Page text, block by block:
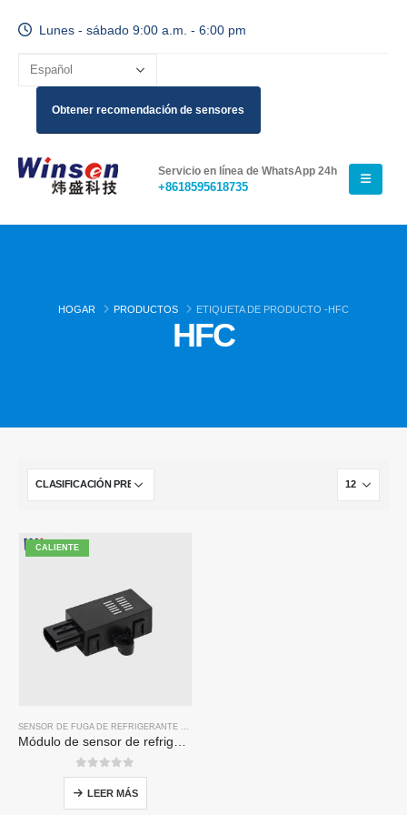
Lunes - sábado 9:00 a.m. - 6:00 pm
Obtener recomendación de sensores
Servicio en línea de WhatsApp 24h
+8618595618735
HOGAR PRODUCTOS ETIQUETA DE PRODUCTO -HFC
HFC
CALIENTE
0de 5
LEER MÁS